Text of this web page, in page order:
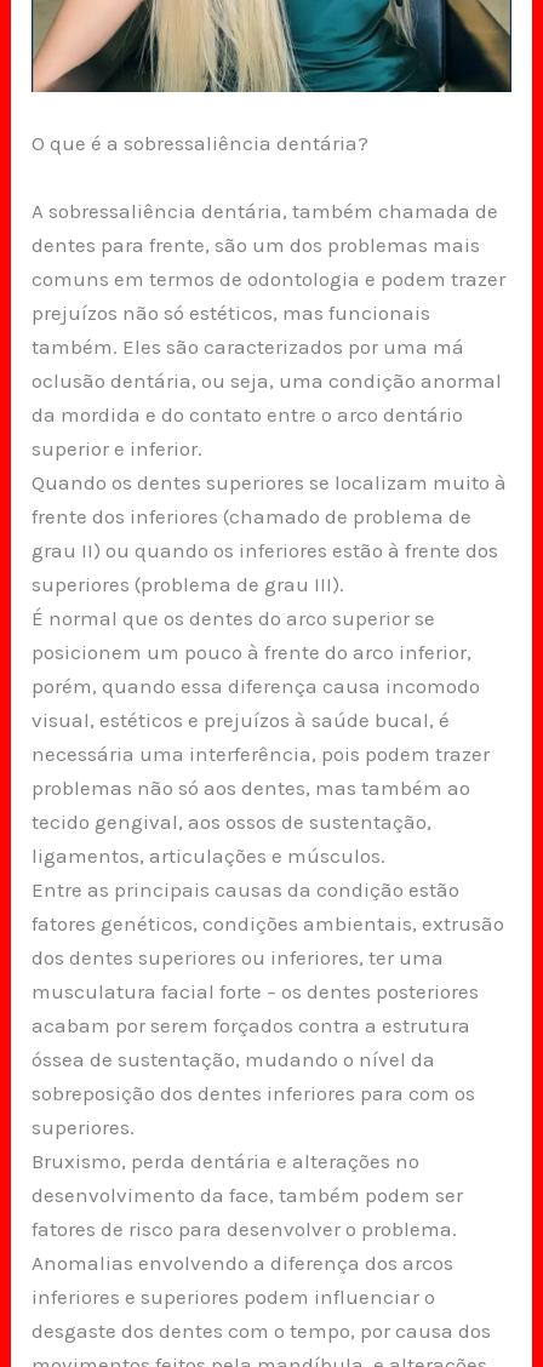
O que é a sobressaliência dentária?
A sobressaliência dentária, também chamada de
dentes para frente, são um dos problemas mais
comuns em termos de odontologia e podem trazer
prejuízos não só estéticos, mas funcionais
também. Eles são caracterizados por uma má
oclusão dentária, ou seja, uma condição anormal
da mordida e do contato entre o arco dentário
superior e inferior.
Quando os dentes superiores se localizam muito à
frente dos inferiores (chamado de problema de
grau II) ou quando os inferiores estão à frente dos
superiores (problema de grau III).
É normal que os dentes do arco superior se
posicionem um pouco à frente do arco inferior,
porém, quando essa diferença causa incomodo
visual, estéticos e prejuízos à saúde bucal, é
necessária uma interferência, pois podem trazer
problemas não só aos dentes, mas também ao
tecido gengival, aos ossos de sustentação,
ligamentos, articulações e músculos.
Entre as principais causas da condição estão
fatores genéticos, condições ambientais, extrusão
dos dentes superiores ou inferiores, ter uma
musculatura facial forte – os dentes posteriores
acabam por serem forçados contra a estrutura
óssea de sustentação, mudando o nível da
sobreposição dos dentes inferiores para com os
superiores.
Bruxismo, perda dentária e alterações no
desenvolvimento da face, também podem ser
fatores de risco para desenvolver o problema.
Anomalias envolvendo a diferença dos arcos
inferiores e superiores podem influenciar o
desgaste dos dentes com o tempo, por causa dos